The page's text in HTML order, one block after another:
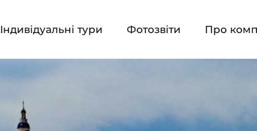
Індивідуальні тури Фотозвіти Про